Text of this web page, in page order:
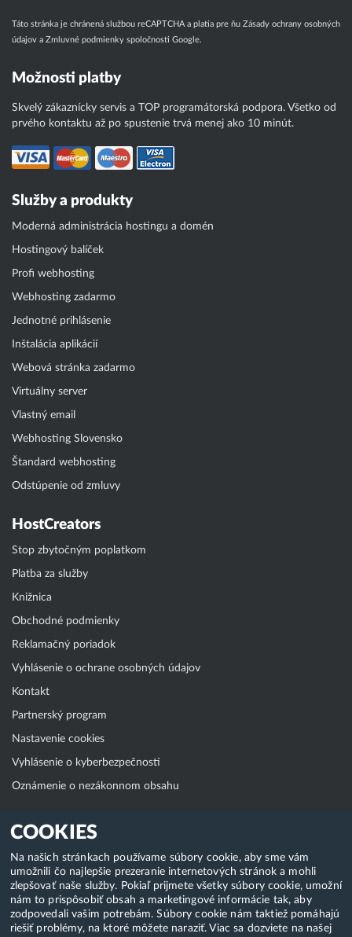
COOKIES
Na našich stránkach používame súbory cookie, aby sme vám
umožnili čo najlepšie prezeranie internetových stránok a mohli
zlepšovať naše služby. Pokiaľ prijmete všetky súbory cookie, umožní
nám to prispôsobiť obsah a marketingové informácie tak, aby
zodpovedali vašim potrebám. Súbory cookie nám taktiež pomáhajú
riešiť problémy, na ktoré môžete naraziť. Viac sa dozviete na našej
Táto stránka je chránená službou reCAPTCHA a platia pre ňu Zásady ochrany osobných
údajov a Zmluvné podmienky spoločnosti Google.
Možnosti platby
Skvelý zákaznícky servis a TOP programátorská podpora. Všetko od
prvého kontaktu až po spustenie trvá menej ako 10 minút.
Služby a produkty
Moderná administrácia hostingu a domén
Hostingový balíček
Profi webhosting
Webhosting zadarmo
Jednotné prihlásenie
Inštalácia aplikácií
Webová stránka zadarmo
Virtuálny server
Vlastný email
Webhosting Slovensko
Štandard webhosting
Odstúpenie od zmluvy
HostCreators
Stop zbytočným poplatkom
Platba za služby
Knižnica
Obchodné podmienky
Reklamačný poriadok
Vyhlásenie o ochrane osobných údajov
Kontakt
Partnerský program
Nastavenie cookies
Vyhlásenie o kyberbezpečnosti
Oznámenie o nezákonnom obsahu
Klientská zóna
WebAdmin
WebMail
Zmena hesla (E-mail, FTP, SSH)
Webhosting